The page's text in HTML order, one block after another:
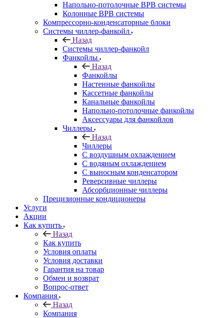
Напольно-потолочные ВРВ системы
Колонные ВРВ системы
Компрессорно-конденсаторные блоки
Системы чиллер-фанкойл
Назад
Системы чиллер-фанкойл
Фанкойлы
Назад
Фанкойлы
Настенные фанкойлы
Кассетные фанкойлы
Канальные фанкойлы
Напольно-потолочные фанкойлы
Аксессуары для фанкойлов
Чиллеры
Назад
Чиллеры
С воздушным охлаждением
С водяным охлаждением
С выносным конденсатором
Реверсивные чиллеры
Абсорбционные чиллеры
Прецизионные кондиционеры
Услуги
Акции
Как купить
Назад
Как купить
Условия оплаты
Условия доставки
Гарантия на товар
Обмен и возврат
Вопрос-ответ
Компания
Назад
Компания